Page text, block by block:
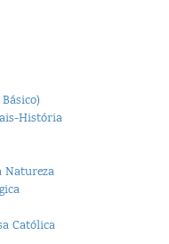
História
Natureza
Católica